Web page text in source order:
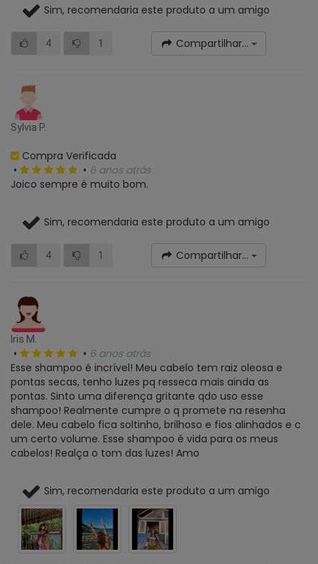
Sim, recomendaria este produto a um amigo
4 1 Compartilhar...
Sylvia P.
Compra Verificada
•
• 6 anos atrás
Joico sempre é muito bom.
Sim, recomendaria este produto a um amigo
4 1 Compartilhar...
Iris M.
• • 6 anos atrás
Esse shampoo é incrível! Meu cabelo tem raiz oleosa e
pontas secas, tenho luzes pq resseca mais ainda as
pontas. Sinto uma diferença gritante qdo uso esse
shampoo! Realmente cumpre o q promete na resenha
dele. Meu cabelo fica soltinho, brilhoso e fios alinhados e c
um certo volume. Esse shampoo é vida para os meus
cabelos! Realça o tom das luzes! Amo
Sim, recomendaria este produto a um amigo